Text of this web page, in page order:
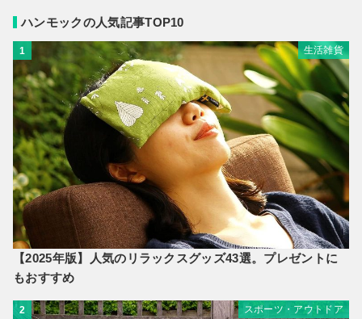
ハンモックの人気記事TOP10
1 生活雑貨
【2025年版】人気のリラックスグッズ43選。プレゼントに
もおすすめ
2 スポーツ・アウトドア